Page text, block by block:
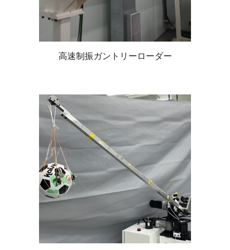
高速制振ガントリーローダー